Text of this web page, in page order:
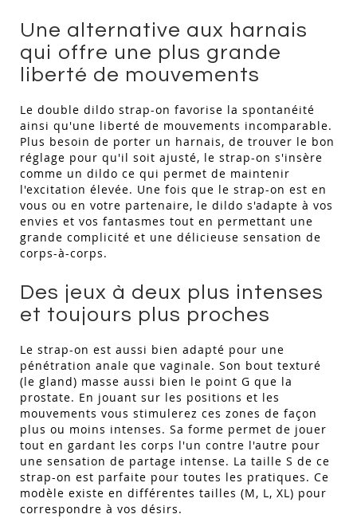
Une alternative aux harnais
qui offre une plus grande
liberté de mouvements
Le double dildo strap-on favorise la spontanéité
ainsi qu'une liberté de mouvements incomparable.
Plus besoin de porter un harnais, de trouver le bon
réglage pour qu'il soit ajusté, le strap-on s'insère
comme un dildo ce qui permet de maintenir
l'excitation élevée. Une fois que le strap-on est en
vous ou en votre partenaire, le dildo s'adapte à vos
envies et vos fantasmes tout en permettant une
grande complicité et une délicieuse sensation de
corps-à-corps.
Des jeux à deux plus intenses
et toujours plus proches
Le strap-on est aussi bien adapté pour une
pénétration anale que vaginale. Son bout texturé
(le gland) masse aussi bien le point G que la
prostate. En jouant sur les positions et les
mouvements vous stimulerez ces zones de façon
plus ou moins intenses. Sa forme permet de jouer
tout en gardant les corps l'un contre l'autre pour
une sensation de partage intense. La taille S de ce
strap-on est parfaite pour toutes les pratiques. Ce
modèle existe en différentes tailles (M, L, XL) pour
correspondre à vos désirs.